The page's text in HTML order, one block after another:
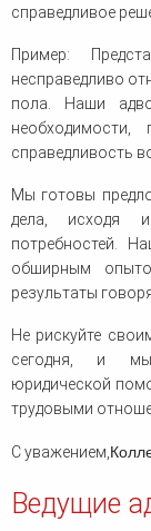
справедливое
Пример:
несправедливо
пола. Наши
справедливость
Мы готовы
дела, исходя
потребностей.
обширным
результаты
Не рискуйте
сегодня, и мы
юридической
трудовыми
С уважением,
Ведущие